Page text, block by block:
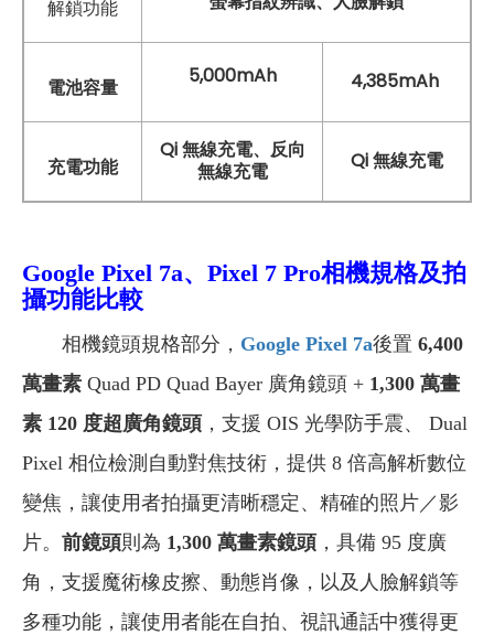
解鎖功能
電池容量 5,000mAh 4,385mAh
充電功能
Qi 無線充電、反向
無線充電
Qi 無線充電
Google Pixel 7a、Pixel 7 Pro相機規格及拍
攝功能比較
相機鏡頭規格部分， Google Pixel 7a後置 6,400
萬畫素 Quad PD Quad Bayer 廣角鏡頭 + 1,300 萬畫
素 120 度超廣角鏡頭 ，支援 OIS 光學防手震、 Dual
Pixel 相位檢測自動對焦技術，提供 8 倍高解析數位
變焦，讓使用者拍攝更清晰穩定、精確的照片／影
片。 前鏡頭則為 1,300 萬畫素鏡頭 ，具備 95 度廣
角，支援魔術橡皮擦、動態肖像，以及人臉解鎖等
多種功能，讓使用者能在自拍、視訊通話中獲得更